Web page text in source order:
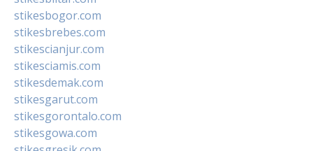
stikesbogor.com
stikesbrebes.com
stikescianjur.com
stikesciamis.com
stikesdemak.com
stikesgarut.com
stikesgorontalo.com
stikesgowa.com